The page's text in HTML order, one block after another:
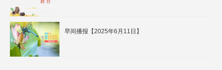
早间播报【2025年6月11日】